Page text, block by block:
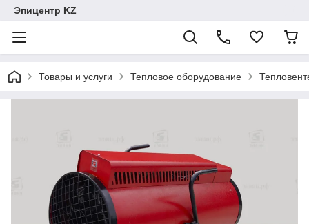
Эпицентр KZ
Товары и услуги Тепловое оборудование